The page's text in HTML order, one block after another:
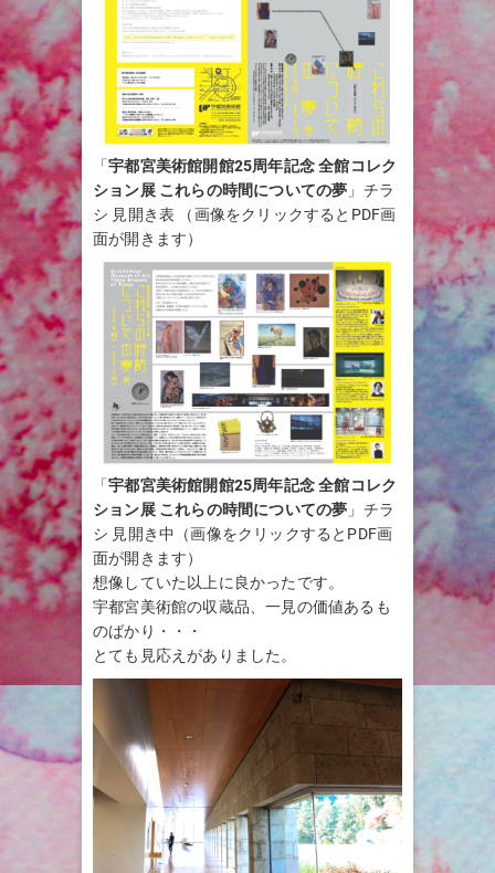
「宇都宮美術館開館25周年記念 全館コレク
ション展 これらの時間についての夢 」チラ
シ 見開き表 （画像をクリックするとPDF画
面が開きます）
「宇都宮美術館開館25周年記念 全館コレク
ション展 これらの時間についての夢 」チラ
シ 見開き中（画像をクリックするとPDF画
面が開きます）
想像していた以上に良かったです。
宇都宮美術館の収蔵品、一見の価値あるも
のばかり・・・
とても見応えがありました。